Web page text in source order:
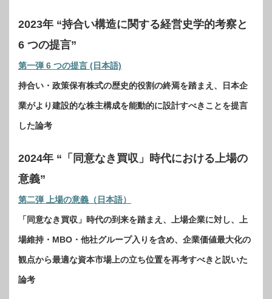
2023年 “持合い構造に関する経営史学的考察と
6 つの提言”
第一弾 6 つの提言 (日本語)
持合い・政策保有株式の歴史的役割の終焉を踏まえ、日本企
業がより建設的な株主構成を能動的に設計すべきことを提言
した論考
2024年 “「同意なき買収」時代における上場の
意義”
第二弾 上場の意義（日本語）
「同意なき買収」時代の到来を踏まえ、上場企業に対し、上
場維持・MBO・他社グループ入りを含め、企業価値最大化の
観点から最適な資本市場上の立ち位置を再考すべきと説いた
論考